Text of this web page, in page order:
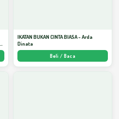
IKATAN BUKAN CINTA BIASA - Arda
Dinata
Beli / Baca